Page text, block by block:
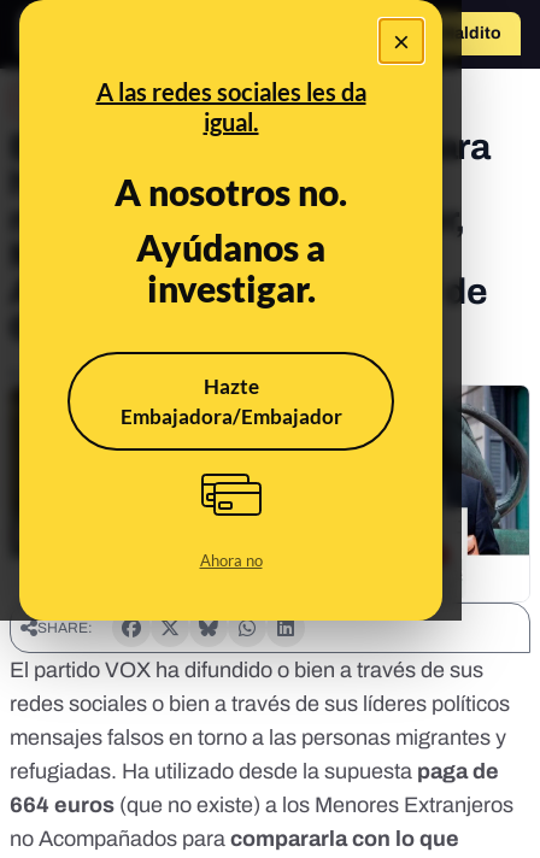
×
A las redes sociales les da
igual.
A nosotros no.
Ayúdanos a
investigar.
Hazte
Embajadora/Embajador
Ahora no
Hazte Maldito
Bulos que ha usado VOX para
hablar de inmigración:
manadas, ayudas al alquiler,
Menores Extranjeros no
Acompañados y 'paguitas' de
Publicado el
SHARE:
El partido VOX ha difundido o bien a través de sus
redes sociales o bien a través de sus líderes políticos
mensajes falsos en torno a las personas migrantes y
refugiadas. Ha utilizado desde la supuesta paga de
664 euros (que no existe) a los Menores Extranjeros
no Acompañados para compararla con lo que